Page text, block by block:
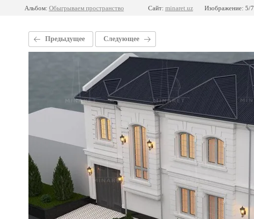
Альбом: Обыгрываем пространство Сайт: minaret.uz Изображение: 5/7
Предыдущее Следующее